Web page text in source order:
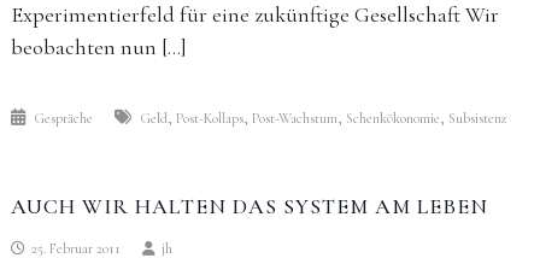
Experimentierfeld für eine zukünftige Gesellschaft Wir
beobachten nun […]
Gespräche Geld, Post-Kollaps, Post-Wachstum, Schenkökonomie, Subsistenz
AUCH WIR HALTEN DAS SYSTEM AM LEBEN
25. Februar 2011 jh